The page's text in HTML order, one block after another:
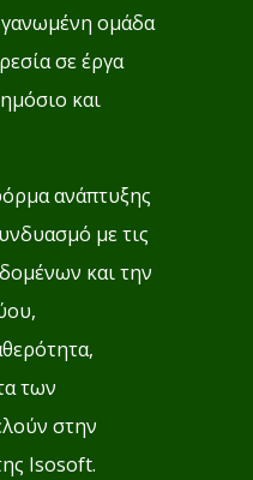
ομάδα
σε έργα
και
ανάπτυξης
με τις
και την
των
στην
Isosoft.